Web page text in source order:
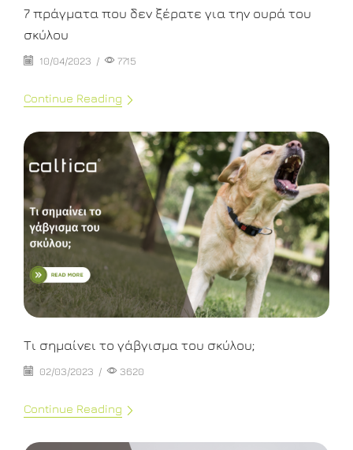
7 πράγματα που δεν ξέρατε για την ουρά του
σκύλου
10/04/2023 / 7715
Continue Reading
Τι σημαίνει το γάβγισμα του σκύλου;
02/03/2023 / 3620
Continue Reading